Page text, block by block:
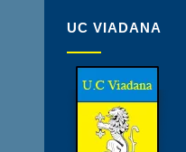
UC VIADANA